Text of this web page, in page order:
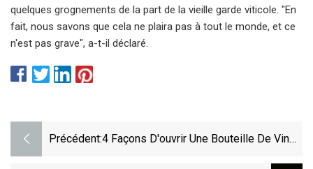
quelques grognements de la part de la vieille garde viticole. "En
fait, nous savons que cela ne plaira pas à tout le monde, et ce
n'est pas grave", a-t-il déclaré.
Précédent:4 Façons D'ouvrir Une Bouteille De Vin